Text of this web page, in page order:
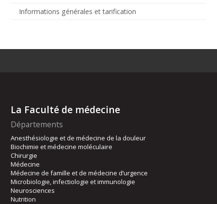
Informations générales et tarification
La Faculté de médecine
Départements
Anesthésiologie et de médecine de la douleur
Biochimie et médecine moléculaire
Chirurgie
Médecine
Médecine de famille et de médecine d’urgence
Microbiologie, infectiologie et immunologie
Neurosciences
Nutrition